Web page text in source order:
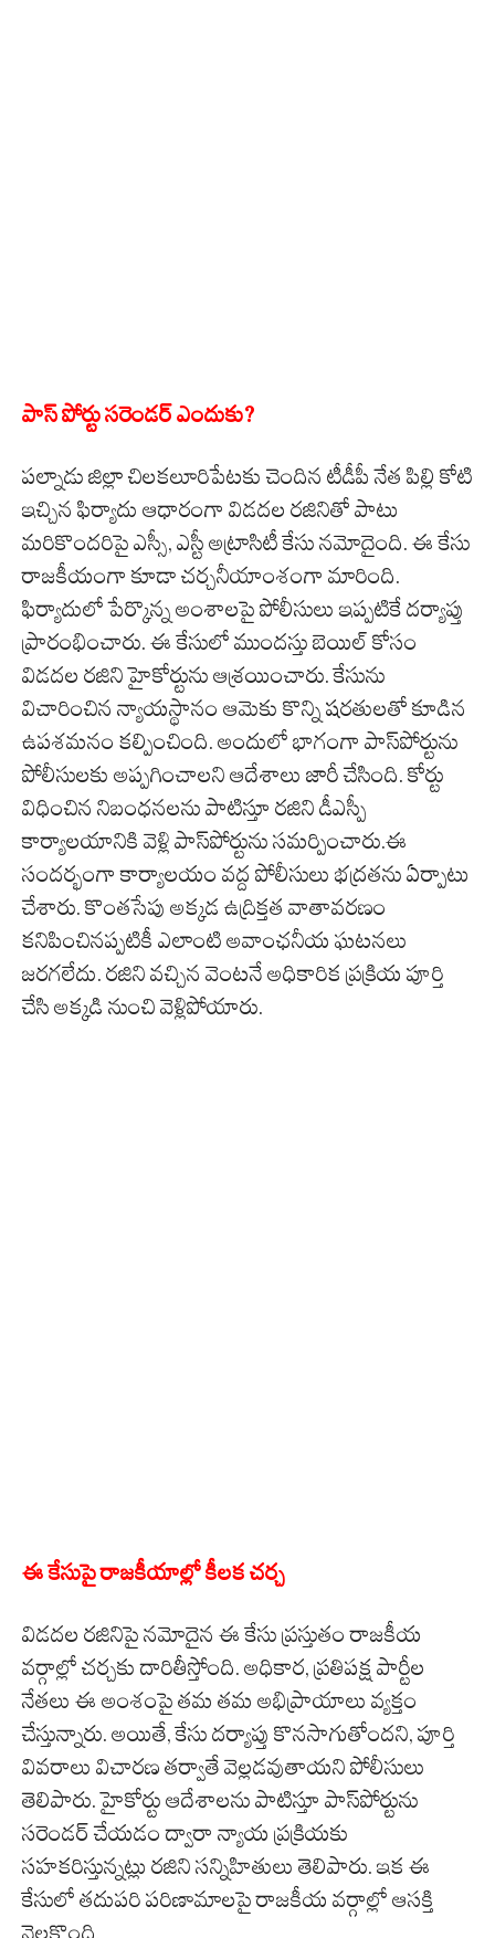
పాస్ పోర్టు సరెండర్ ఎందుకు?
పల్నాడు జిల్లా చిలకలూరిపేటకు చెందిన టీడీపీ నేత పిల్లి కోటి
ఇచ్చిన ఫిర్యాదు ఆధారంగా విడదల రజినితో పాటు
మరికొందరిపై ఎస్సీ, ఎస్టీ అట్రాసిటీ కేసు నమోదైంది. ఈ కేసు
రాజకీయంగా కూడా చర్చనీయాంశంగా మారింది.
ఫిర్యాదులో పేర్కొన్న అంశాలపై పోలీసులు ఇప్పటికే దర్యాప్తు
ప్రారంభించారు. ఈ కేసులో ముందస్తు బెయిల్ కోసం
విడదల రజిని హైకోర్టును ఆశ్రయించారు. కేసును
విచారించిన న్యాయస్థానం ఆమెకు కొన్ని షరతులతో కూడిన
ఉపశమనం కల్పించింది. అందులో భాగంగా పాస్‌పోర్టును
పోలీసులకు అప్పగించాలని ఆదేశాలు జారీ చేసింది. కోర్టు
విధించిన నిబంధనలను పాటిస్తూ రజిని డీఎస్పీ
కార్యాలయానికి వెళ్లి పాస్‌పోర్టును సమర్పించారు.ఈ
సందర్భంగా కార్యాలయం వద్ద పోలీసులు భద్రతను ఏర్పాటు
చేశారు. కొంతసేపు అక్కడ ఉద్రిక్తత వాతావరణం
కనిపించినప్పటికీ ఎలాంటి అవాంఛనీయ ఘటనలు
జరగలేదు. రజిని వచ్చిన వెంటనే అధికారిక ప్రక్రియ పూర్తి
చేసి అక్కడి నుంచి వెళ్లిపోయారు.
ఈ కేసుపై రాజకీయాల్లో కీలక చర్చ
విడదల రజినిపై నమోదైన ఈ కేసు ప్రస్తుతం రాజకీయ
వర్గాల్లో చర్చకు దారితీస్తోంది. అధికార, ప్రతిపక్ష పార్టీల
నేతలు ఈ అంశంపై తమ తమ అభిప్రాయాలు వ్యక్తం
చేస్తున్నారు. అయితే, కేసు దర్యాప్తు కొనసాగుతోందని, పూర్తి
వివరాలు విచారణ తర్వాతే వెల్లడవుతాయని పోలీసులు
తెలిపారు. హైకోర్టు ఆదేశాలను పాటిస్తూ పాస్‌పోర్టును
సరెండర్ చేయడం ద్వారా న్యాయ ప్రక్రియకు
సహకరిస్తున్నట్లు రజిని సన్నిహితులు తెలిపారు. ఇక ఈ
కేసులో తదుపరి పరిణామాలపై రాజకీయ వర్గాల్లో ఆసక్తి
నెలకొంది.